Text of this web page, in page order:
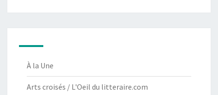
À la Une
Arts croisés / L'Oeil du litteraire.com